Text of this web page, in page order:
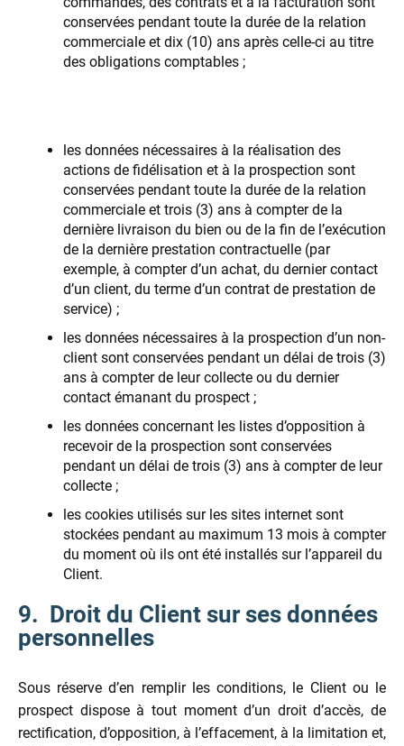
conservées pendant toute la durée de la relation
commerciale et dix (10) ans après celle-ci au titre
des obligations comptables ;
les données nécessaires à la réalisation des
actions de fidélisation et à la prospection sont
conservées pendant toute la durée de la relation
commerciale et trois (3) ans à compter de la
dernière livraison du bien ou de la fin de l’exécution
de la dernière prestation contractuelle (par
exemple, à compter d’un achat, du dernier contact
d’un client, du terme d’un contrat de prestation de
service) ;
les données nécessaires à la prospection d’un non-
client sont conservées pendant un délai de trois (3)
ans à compter de leur collecte ou du dernier
contact émanant du prospect ;
les données concernant les listes d’opposition à
recevoir de la prospection sont conservées
pendant un délai de trois (3) ans à compter de leur
collecte ;
les cookies utilisés sur les sites internet sont
stockées pendant au maximum 13 mois à compter
du moment où ils ont été installés sur l’appareil du
Client.
9. Droit du Client sur ses données
personnelles
Sous réserve d’en remplir les conditions, le Client ou le
prospect dispose à tout moment d’un droit d’accès, de
rectification, d’opposition, à l’effacement, à la limitation et,